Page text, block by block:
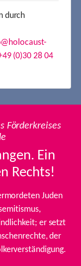
durch
(0)30 28 04
Förderkreises
Ein
Rechts!
Juden
er setzt
der